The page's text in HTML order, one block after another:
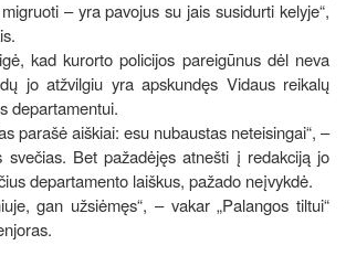
– yra pavojus su jais susidurti kelyje“,
kad kurorto policijos pareigūnus dėl neva
jo atžvilgiu yra apskundęs Vidaus reikalų
departamentui.
parašė aiškiai: esu nubaustas neteisingai“, –
svečias. Bet pažadėjęs atnešti į redakciją jo
departamento laiškus, pažado neįvykdė.
gan užsiėmęs“, – vakar „Palangos tiltui“